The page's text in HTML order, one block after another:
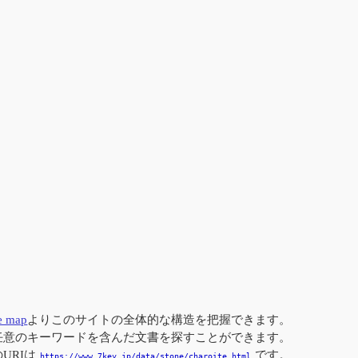
mapよりこのサイトの全体的な構造を把握できます。
のキーワードを含んだ文書を探すことができます。
URIは
https://www.7key.jp/data/stone/charoite.html です。